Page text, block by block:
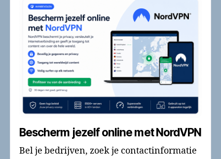
Bescherm jezelf online met NordVPN
Bel je bedrijven, zoek je contactinformatie